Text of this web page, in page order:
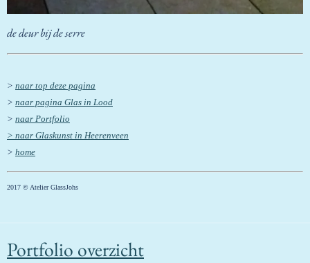
de deur bij de serre
> naar top deze pagina
> naar pagina Glas in Lood
> naar Portfolio
> naar Glaskunst in Heerenveen
> home
2017 © Atelier GlassJohs
Portfolio overzicht